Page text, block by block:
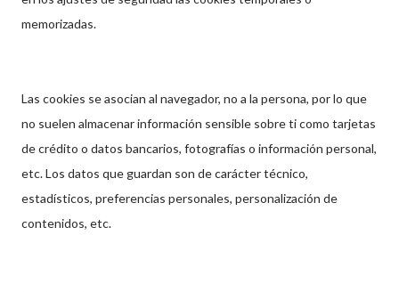
memorizadas.
Las cookies se asocian al navegador, no a la persona, por lo que
no suelen almacenar información sensible sobre ti como tarjetas
de crédito o datos bancarios, fotografías o información personal,
etc. Los datos que guardan son de carácter técnico,
estadísticos, preferencias personales, personalización de
contenidos, etc.